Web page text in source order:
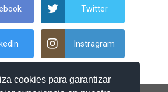
cookies para garantizar
Twitter
Instragram